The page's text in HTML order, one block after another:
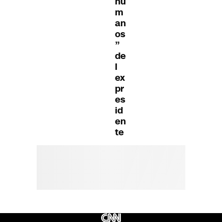
m
an
os
”
de
l
ex
pr
es
id
en
te